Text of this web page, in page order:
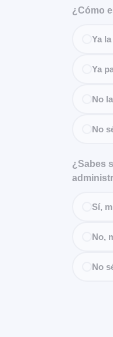
¿Cómo
Ya
Ya
No
No
¿Sabes
Sí,
No,
No